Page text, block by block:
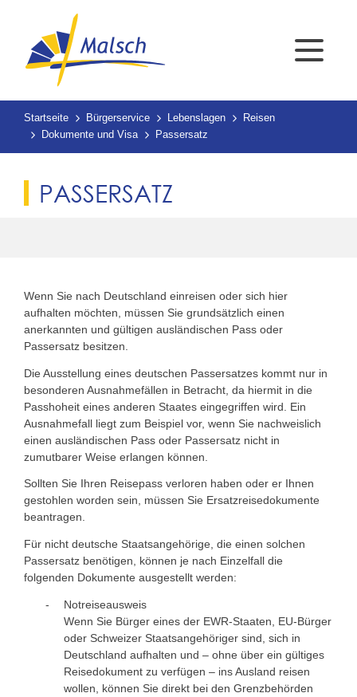
Startseite Bürgerservice Lebenslagen
Reisen
Dokumente und Visa
Passersatz
PASSERSATZ
Wenn Sie nach Deutschland einreisen oder sich hier
aufhalten möchten, müssen Sie grundsätzlich einen
anerkannten und gültigen ausländischen Pass oder
Passersatz besitzen.
Die Ausstellung eines deutschen Passersatzes kommt nur in
besonderen Ausnahmefällen in Betracht, da hiermit in die
Passhoheit eines anderen Staates eingegriffen wird. Ein
Ausnahmefall liegt zum Beispiel vor, wenn Sie nachweislich
einen ausländischen Pass oder Passersatz nicht in
zumutbarer Weise erlangen können.
Sollten Sie Ihren Reisepass verloren haben oder er Ihnen
gestohlen worden sein, müssen Sie Ersatzreisedokumente
beantragen.
Für nicht deutsche Staatsangehörige, die einen solchen
Passersatz benötigen, können je nach Einzelfall die
folgenden Dokumente ausgestellt werden:
Notreiseausweis
Wenn Sie Bürger eines der EWR-Staaten, EU-Bürger
oder Schweizer Staatsangehöriger sind, sich in
Deutschland aufhalten und – ohne über ein gültiges
Reisedokument zu verfügen – ins Ausland reisen
wollen, können Sie direkt bei den Grenzbehörden